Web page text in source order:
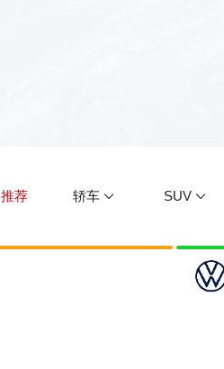
推荐 轿车 SUV